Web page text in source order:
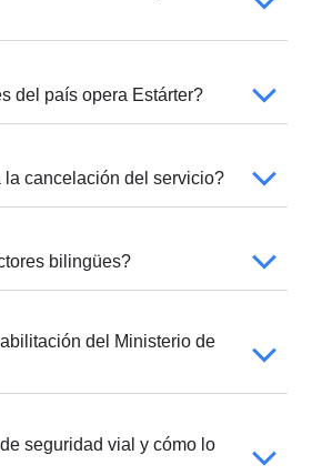
del país opera Estárter?
la cancelación del servicio?
bilingües?
del Ministerio de
seguridad vial y cómo lo